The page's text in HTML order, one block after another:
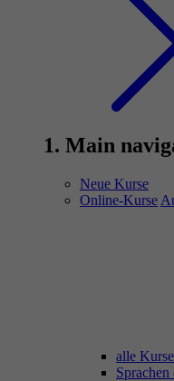
1. Main
Neue Kurse
Online-Kurse
alle Kurse